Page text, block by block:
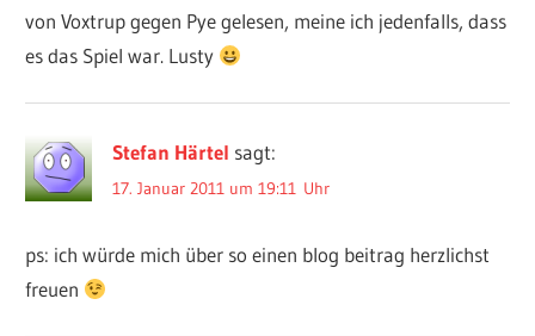
von Voxtrup gegen Pye gelesen, meine ich jedenfalls, dass
es das Spiel war. Lusty
Stefan Härtel sagt:
17. Januar 2011 um 19:11 Uhr
ps: ich würde mich über so einen blog beitrag herzlichst
freuen